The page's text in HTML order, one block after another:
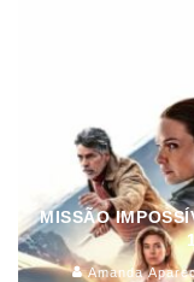
MISSÃO
Amanda